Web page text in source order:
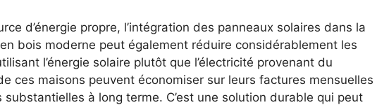
d’énergie propre,​ l’intégration des panneaux solaires​ dans la
‍bois moderne peut également réduire ​considérablement les
l’énergie solaire plutôt que l’électricité ⁤provenant du
ces maisons peuvent⁤ économiser ⁤sur leurs factures mensuelles
à long terme. ‌C’est une solution durable⁤ qui peut